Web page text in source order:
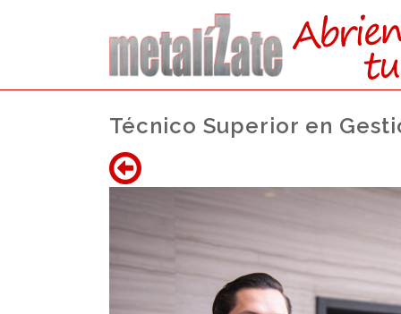
Técnico Superior en
Acceso al